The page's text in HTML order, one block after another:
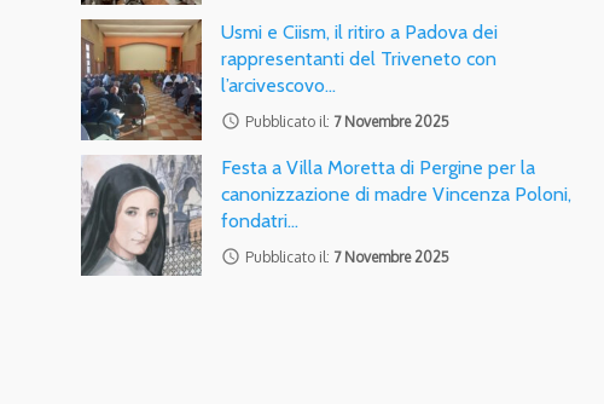
Usmi e Ciism, il ritiro a Padova dei
rappresentanti del Triveneto con
l’arcivescovo…
access_time Pubblicato il: 7 Novembre 2025
Festa a Villa Moretta di Pergine per la
canonizzazione di madre Vincenza Poloni,
fondatri…
access_time Pubblicato il: 7 Novembre 2025